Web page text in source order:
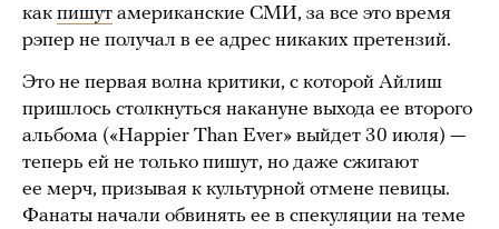
как пишут американские СМИ, за все это время
рэпер не получал в ее адрес никаких претензий.
Это не первая волна критики, с которой Айлиш
пришлось столкнуться накануне выхода ее второго
альбома («Happier Than Ever» выйдет 30 июля) —
теперь ей не только пишут, но даже сжигают
ее мерч, призывая к культурной отмене певицы.
Фанаты начали обвинять ее в спекуляции на теме